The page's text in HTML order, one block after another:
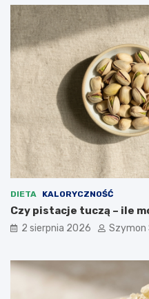
DIETA KALORYCZNOŚĆ
Czy pistacje tuczą – ile
2 sierpnia 2026 Szymon